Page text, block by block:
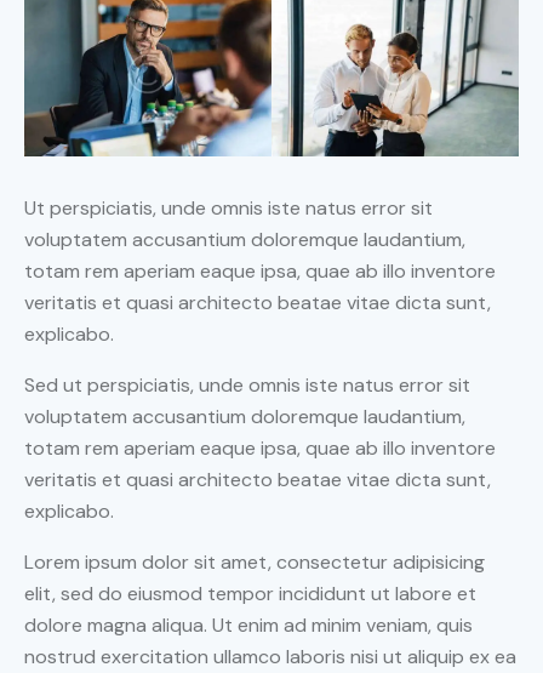
Ut perspiciatis, unde omnis iste natus error sit
voluptatem accusantium doloremque laudantium,
totam rem aperiam eaque ipsa, quae ab illo inventore
veritatis et quasi architecto beatae vitae dicta sunt,
explicabo.
Sed ut perspiciatis, unde omnis iste natus error sit
voluptatem accusantium doloremque laudantium,
totam rem aperiam eaque ipsa, quae ab illo inventore
veritatis et quasi architecto beatae vitae dicta sunt,
explicabo.
Lorem ipsum dolor sit amet, consectetur adipisicing
elit, sed do eiusmod tempor incididunt ut labore et
dolore magna aliqua. Ut enim ad minim veniam, quis
nostrud exercitation ullamco laboris nisi ut aliquip ex ea